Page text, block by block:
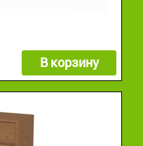
В корзину